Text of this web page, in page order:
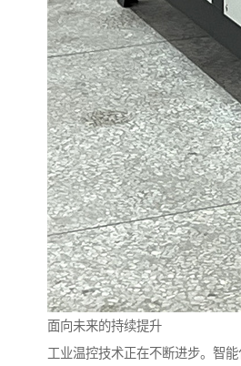
面向未来的持续提升
工业温控技术正在不断进步。智